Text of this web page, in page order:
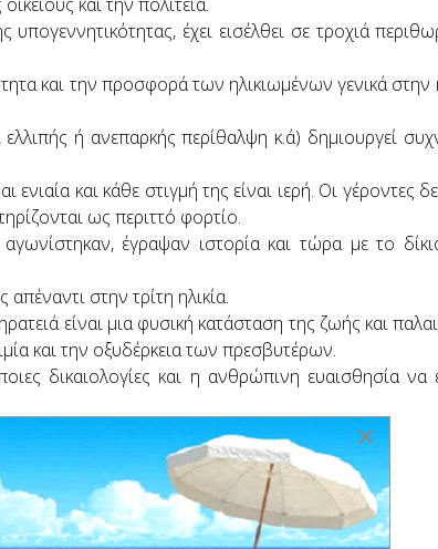
έχει εισέλθει σε τροχιά
και την προσφορά των ηλικιωμένων γενικά στην
ή ανεπαρκής περίθαλψη κ.ά) δημιουργεί
και κάθε στιγμή της είναι ιερή. Οι γέροντες
ως περιττό φορτίο.
έγραψαν ιστορία και τώρα με το
στην τρίτη ηλικία.
είναι μια φυσική κατάσταση της ζωής και
και την οξυδέρκεια των πρεσβυτέρων.
δικαιολογίες και η ανθρώπινη ευαισθησία να
μάτια μου χωρίς να τόνε ξέρω.
θλιμμένο γεροντάκι.
σ’αυτή την καταφρόνια.
του, τα δύο τα παιδιά του.
τους, να ζήσουνε καλά.
×